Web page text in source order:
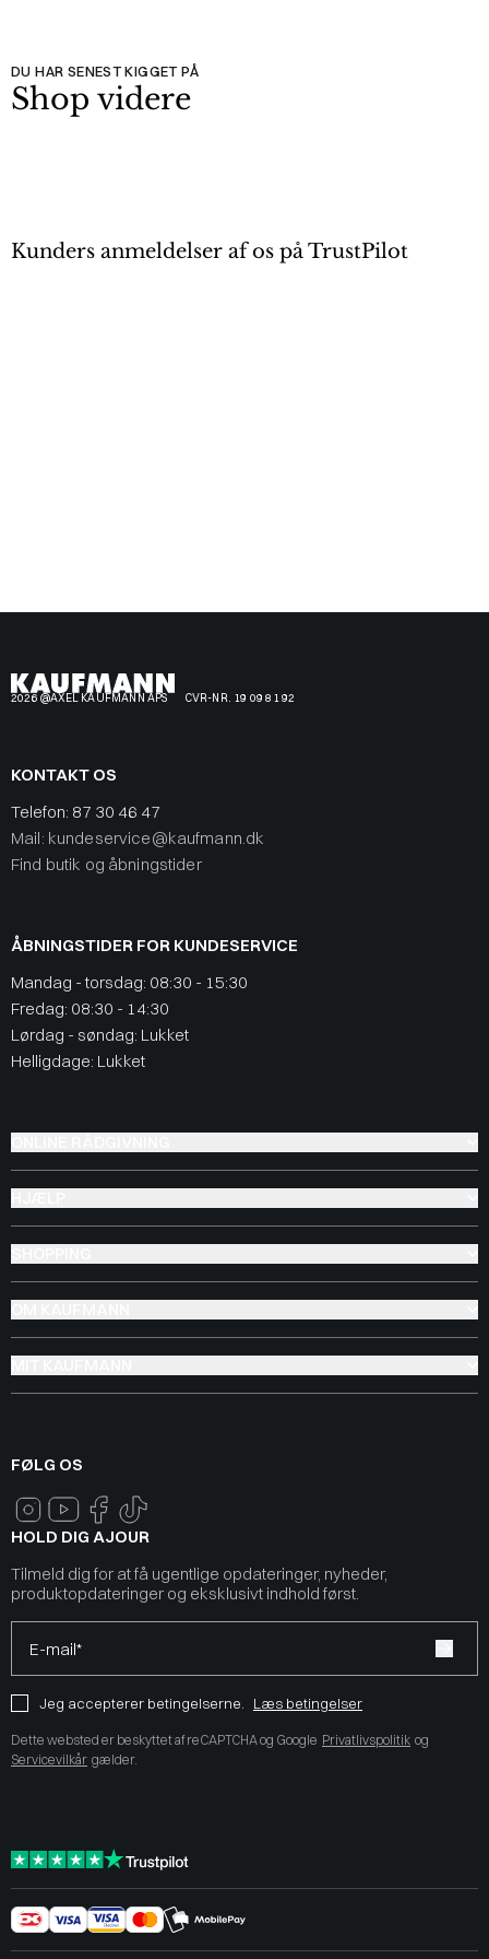
DU HAR SENEST KIGGET PÅ
Shop videre
Kunders anmeldelser af os på TrustPilot
2026 @AXEL KAUFMANN APS CVR-NR. 19 09 81 92
KONTAKT OS
Telefon: 87 30 46 47
Mail: kundeservice@kaufmann.dk
Find butik og åbningstider
ÅBNINGSTIDER FOR KUNDESERVICE
Mandag - torsdag: 08:30 - 15:30
Fredag: 08:30 - 14:30
Lørdag - søndag: Lukket
Helligdage: Lukket
FØLG OS
HOLD DIG AJOUR
Tilmeld dig for at få ugentlige opdateringer, nyheder,
produktopdateringer og eksklusivt indhold først.
E-mail*
Jeg accepterer betingelserne. Læs betingelser
Dette websted er beskyttet af reCAPTCHA og Google Privatlivspolitik og
Servicevilkår gælder.